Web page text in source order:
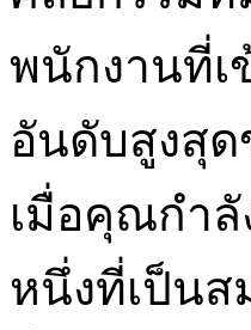
พนักงานที่เ
อันดับสูงสุ
เมื่อคุณกำ
หนึ่งที่เป็น